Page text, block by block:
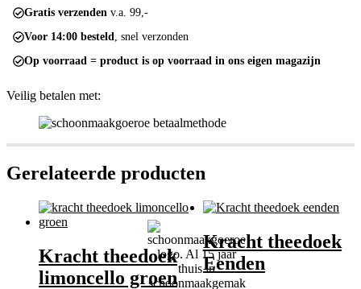
aantalGratis verzenden v.a. 99,-
Voor 14:00 besteld, snel verzonden
Op voorraad = product is op voorraad in ons eigen magazijn
Veilig betalen met:
Gerelateerde producten
Kracht theedoek
limoncello groen
Kracht theedoek
Eenden